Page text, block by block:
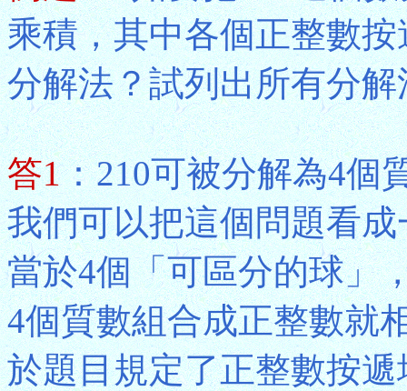
乘積，其中各個正整數
分解法？試列出所有分解
答1：210可被分解為4個
我們可以把這個問題看
當於4個「可區分的球」
4個質數組合成正整數就
於題目規定了正整數按